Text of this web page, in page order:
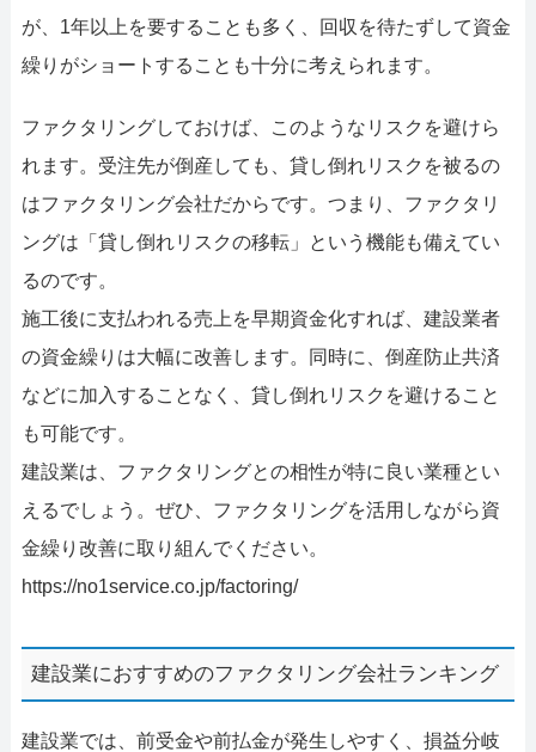
が、1年以上を要することも多く、回収を待たずして資金
繰りがショートすることも十分に考えられます。
ファクタリングしておけば、このようなリスクを避けら
れます。受注先が倒産しても、貸し倒れリスクを被るの
はファクタリング会社だからです。つまり、ファクタリ
ングは「貸し倒れリスクの移転」という機能も備えてい
るのです。
施工後に支払われる売上を早期資金化すれば、建設業者
の資金繰りは大幅に改善します。同時に、倒産防止共済
などに加入することなく、貸し倒れリスクを避けること
も可能です。
建設業は、ファクタリングとの相性が特に良い業種とい
えるでしょう。ぜひ、ファクタリングを活用しながら資
金繰り改善に取り組んでください。
https://no1service.co.jp/factoring/
建設業におすすめのファクタリング会社ランキング
建設業では、前受金や前払金が発生しやすく、損益分岐